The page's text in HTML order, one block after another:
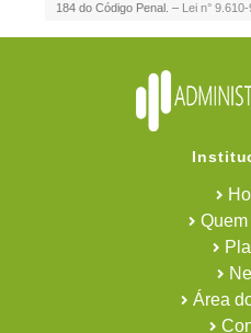
184 do Código Penal. – Lei n°
Área